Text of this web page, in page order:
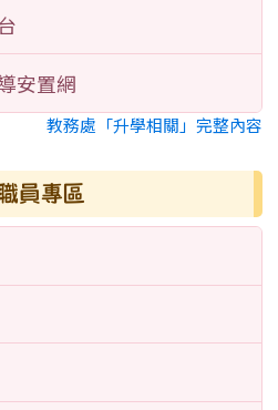
安置網
教務處「升學相關」完整內容
員專區